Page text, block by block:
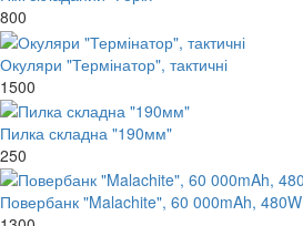
800
Окуляри "Термінатор", тактичні
1500
Пилка складна "190мм"
250
Повербанк "Malachite", 60 000mAh, 480W